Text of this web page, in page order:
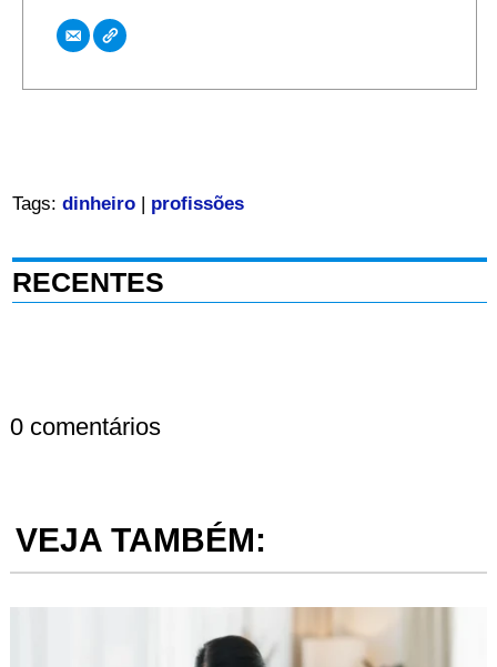
Tags: dinheiro| profissões
RECENTES
0 comentários
VEJA TAMBÉM: